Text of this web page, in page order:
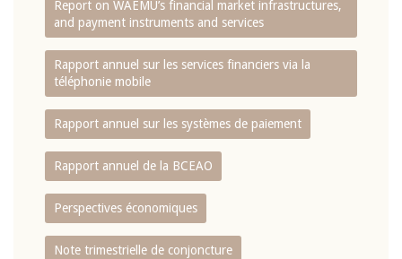
Report on WAEMU’s financial market infrastructures,
and payment instruments and services
Rapport annuel sur les services financiers via la
téléphonie mobile
Rapport annuel sur les systèmes de paiement
Rapport annuel de la BCEAO
Perspectives économiques
Note trimestrielle de conjoncture